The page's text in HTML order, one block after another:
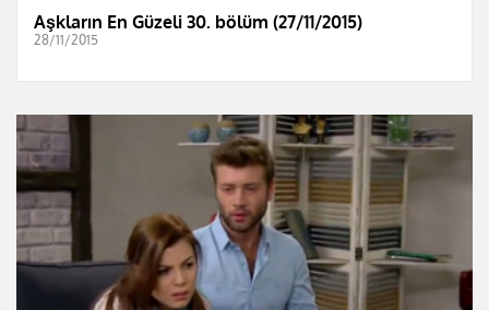
Aşkların En Güzeli 30. bölüm (27/11/2015)
28/11/2015